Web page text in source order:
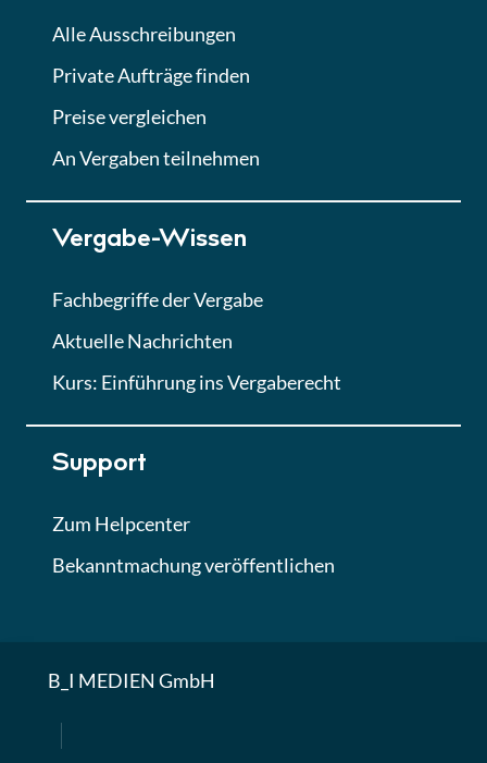
Alle Ausschreibungen
Private Aufträge finden
Preise vergleichen
An Vergaben teilnehmen
Vergabe-Wissen
Fachbegriffe der Vergabe
Aktuelle Nachrichten
Kurs: Einführung ins Vergaberecht
Support
Zum Helpcenter
Bekanntmachung veröffentlichen
B_I MEDIEN GmbH